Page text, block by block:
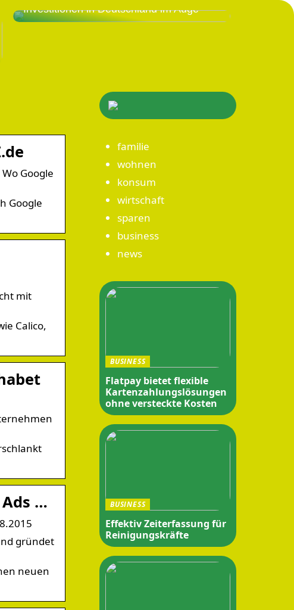
Investitionen in Deutschland im Auge
Google
Google
mit
Calico,
…
gründet
neuen
familie
wohnen
konsum
wirtschaft
sparen
business
news
BUSINESS
Flatpay bietet flexible
Kartenzahlungslösungen
ohne versteckte Kosten
BUSINESS
Effektiv Zeiterfassung für
Reinigungskräfte